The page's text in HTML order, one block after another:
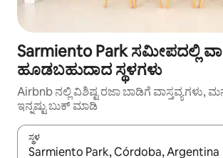
Sarmiento Park ಸಮೀಪದಲ್ಲಿ
ಹೂಡಬಹುದಾದ ಸ್ಥಳಗಳು
Airbnb ನಲ್ಲಿ ವಿಶಿಷ್ಟ ರಜಾ ಬಾಡಿಗೆ ವಾಸ್ತವ್ಯಗಳು,
ಇನ್ನಷ್ಟು ಬುಕ್ ಮಾಡಿ
ಸ್ಥಳ
ಫಲಿತಾಂಶಗಳು ಲಭ್ಯವಿರುವಾಗ, ಅಪ್ ಮತ್ತು ಡೌನ್